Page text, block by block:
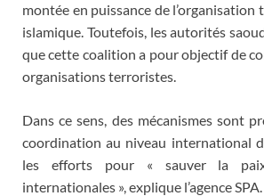
montée en puissance de
islamique. Toutefois, les autorités
que cette coalition a pour objectif de
organisations terroristes.
Dans ce sens, des mécanismes sont
coordination au niveau international
les efforts pour « sauver la
internationales », explique l’agence SPA.